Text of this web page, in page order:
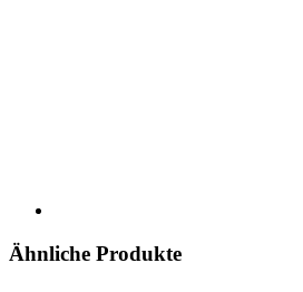
Ähnliche Produkte